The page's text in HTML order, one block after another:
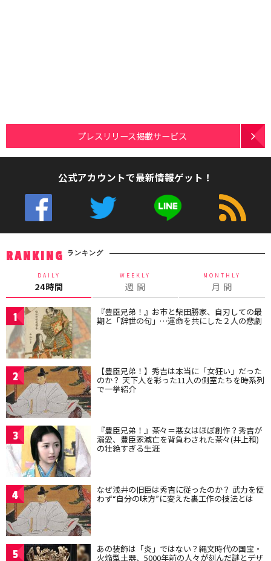
プレスリリース掲載サービス
公式アカウントで最新情報ゲット！
RANKING ランキング
DAILY
24時間
WEEKLY
週 間
MONTHLY
月 間
1 『豊臣兄弟！』お市と柴田勝家、自刃しての最
期と「辞世の句」…運命を共にした２人の悲劇
2 【豊臣兄弟！】秀吉は本当に「女狂い」だった
のか？ 天下人を彩った11人の側室たちを時系列
で一挙紹介
3 『豊臣兄弟！』茶々＝悪女はほぼ創作？秀吉が
溺愛、豊臣家滅亡を背負わされた茶々(井上和)
の壮絶すぎる生涯
4 なぜ浅井の旧臣は秀吉に従ったのか？ 武力を使
わず“自分の味方”に変えた裏工作の技法とは
5 あの装飾は「炎」ではない？縄文時代の国宝・
火焔型土器、5000年前の人々が刻んだ謎とデザ